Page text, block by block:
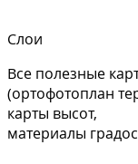
Слои
Все полезные
(ортофотоплан
карты высот,
материалы